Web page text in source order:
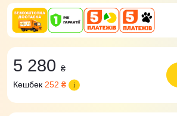
5 280 ₴
Кешбек 252 ₴